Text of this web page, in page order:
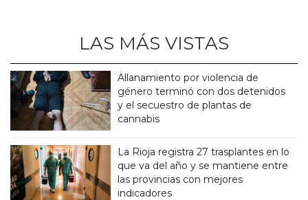
LAS MÁS VISTAS
Allanamiento por violencia de
género terminó con dos detenidos
y el secuestro de plantas de
cannabis
La Rioja registra 27 trasplantes en lo
que va del año y se mantiene entre
las provincias con mejores
indicadores